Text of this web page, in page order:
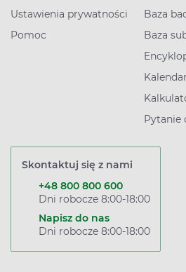
Ustawienia prywatności
Pomoc
Baza
Baza
Pytanie
Skontaktuj się z nami
+48 800 800 600
Dni robocze 8:00-18:00
Napisz do nas
Dni robocze 8:00-18:00